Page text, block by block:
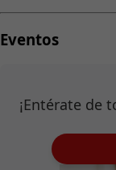
Eventos
¡Entérate de